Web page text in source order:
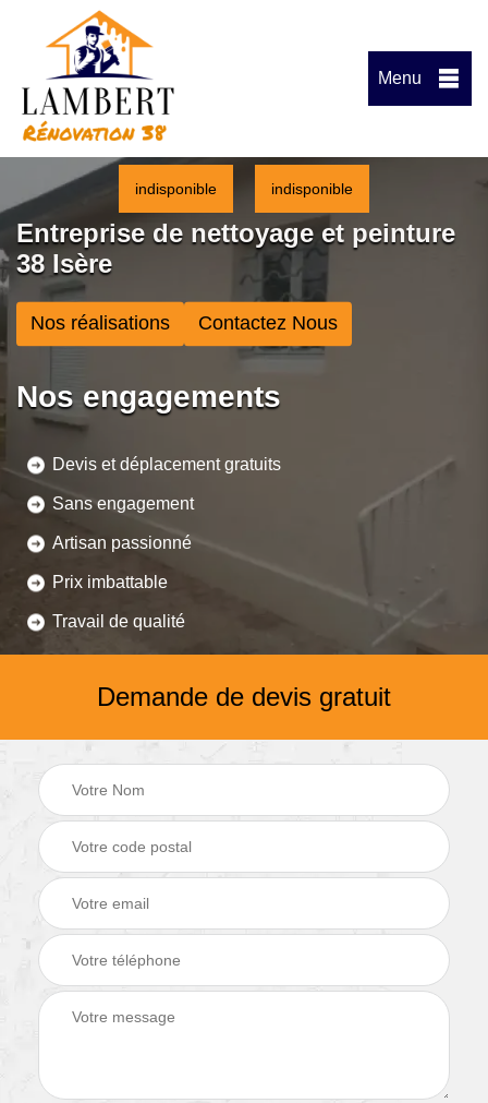
Menu
indisponible indisponible
Entreprise de nettoyage et peinture
38 Isère
Nos réalisations Contactez Nous
Nos engagements
Devis et déplacement gratuits
Sans engagement
Artisan passionné
Prix imbattable
Travail de qualité
Demande de devis gratuit